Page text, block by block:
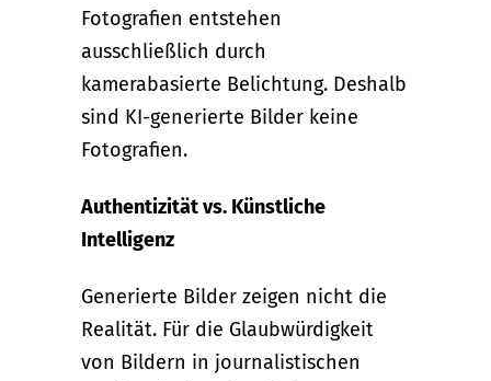
Fotografien entstehen
ausschließlich durch
kamerabasierte Belichtung. Deshalb
sind KI-generierte Bilder keine
Fotografien.
Authentizität vs. Künstliche
Intelligenz
Generierte Bilder zeigen nicht die
Realität. Für die Glaubwürdigkeit
von Bildern in journalistischen